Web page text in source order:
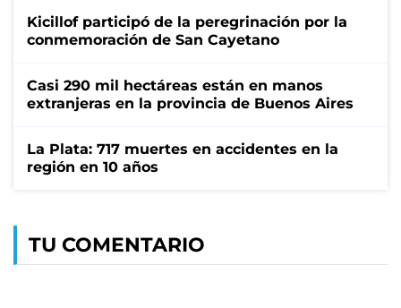
Kicillof participó de la peregrinación por la
conmemoración de San Cayetano
Casi 290 mil hectáreas están en manos
extranjeras en la provincia de Buenos Aires
La Plata: 717 muertes en accidentes en la
región en 10 años
TU COMENTARIO